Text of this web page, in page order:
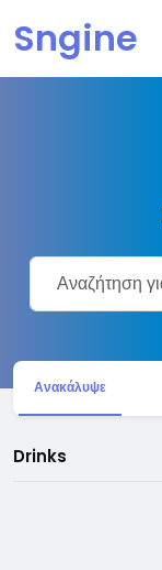
Sngine
Ανακάλυψε
Drinks